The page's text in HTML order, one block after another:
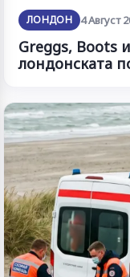
ЛОНДОН 4 Август
Greggs, Boots
лондонската